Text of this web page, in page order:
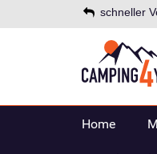
schneller
Home